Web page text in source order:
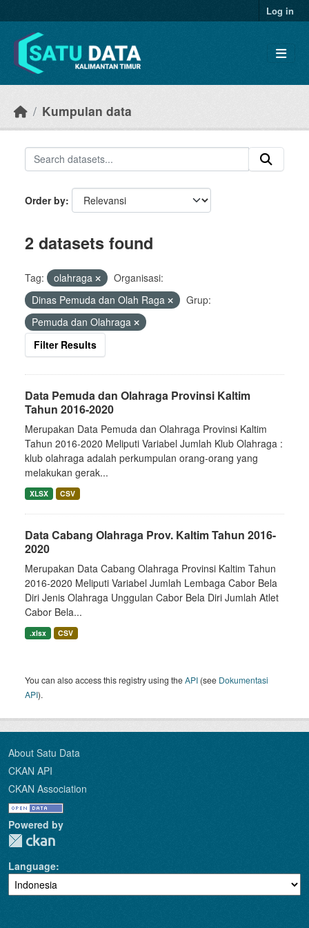
Log in
Kumpulan data
Order by
2 datasets found
Tag: olahraga
Organisasi:
Dinas Pemuda dan Olah Raga
Grup:
Pemuda dan Olahraga
Filter Results
Data Pemuda dan Olahraga Provinsi Kaltim
Tahun 2016-2020
Merupakan Data Pemuda dan Olahraga Provinsi Kaltim
Tahun 2016-2020 Meliputi Variabel Jumlah Klub Olahraga :
klub olahraga adalah perkumpulan orang-orang yang
melakukan gerak...
XLSX CSV
Data Cabang Olahraga Prov. Kaltim Tahun 2016-
2020
Merupakan Data Cabang Olahraga Provinsi Kaltim Tahun
2016-2020 Meliputi Variabel Jumlah Lembaga Cabor Bela
Diri Jenis Olahraga Unggulan Cabor Bela Diri Jumlah Atlet
Cabor Bela...
.xlsx CSV
You can also access this registry using theAPI (see Dokumentasi
API).
About Satu Data
CKAN API
CKAN Association
Powered by
Language